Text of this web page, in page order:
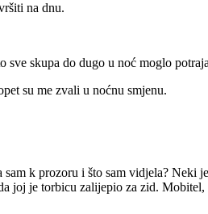
na dnu.
sve skupa do dugo u noć moglo
su me zvali u noćnu smjenu.
k prozoru i što sam vidjela?
je torbicu zalijepio za zid.